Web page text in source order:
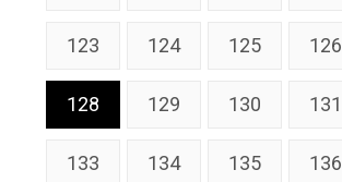
123 124 125 126
128 129 130 131
133 134 135 136